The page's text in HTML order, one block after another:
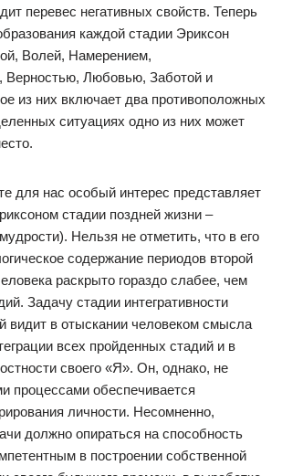
перевес негативных свойств. Теперь
каждой стадии Эриксон
Волей, Намерением,
Верностью, Любовью, Заботой и
из них включает два противоположных
ситуациях одно из них может
для нас особый интерес представляет
стадии поздней жизни –
Нельзя не отметить, что в его
содержание периодов второй
раскрыто гораздо слабее, чем
Задачу стадии интегративности
видит в отыскании человеком смысла
всех пройденных стадий и в
своего «Я». Он, однако, не
процессами обеспечивается
личности. Несомненно,
должно опираться на способность
в построении собственной